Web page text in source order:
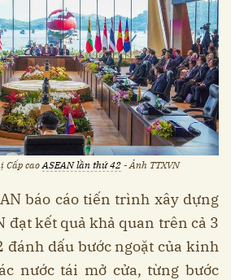
Cấp cao ASEAN lần thứ 42- Ảnh TTXVN
báo cáo tiến trình xây dựng
đạt kết quả khả quan trên cả 3
đánh dấu bước ngoặt của kinh
nước tái mở cửa, từng bước